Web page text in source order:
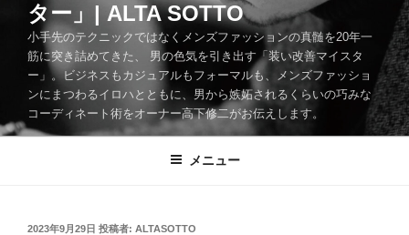
ター」| ALTA SOTTO
小手先のテクニックではなくメンズファッションの真髄を20年一
筋に突き詰めてきた、 男の色気を引き出す「装い改善マイスタ
ー」。ビジネスもカジュアルもフォーマルも、メンズファッショ
ンにまつわるイロハとともに、男から嫉妬されるくらいの巧みな
コーディネート術をオーナー高下修二がお伝えします。
メニュー
投
2023年9月29日 投稿者: ALTASOTTO